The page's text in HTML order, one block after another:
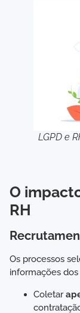
LGPD e
O
RH
Os processos
informações dos
Coletar